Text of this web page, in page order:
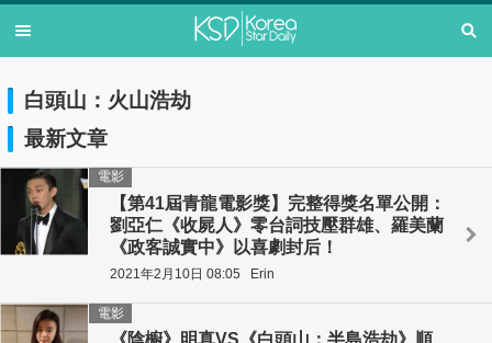
白頭山：火山浩劫
最新文章
【第41屆青龍電影獎】完整得獎名單公開：
劉亞仁《收屍人》零台詞技壓群雄、羅美蘭
《政客誠實中》以喜劇封后！
電影
2021年2月10日 08:05 Erin
電影